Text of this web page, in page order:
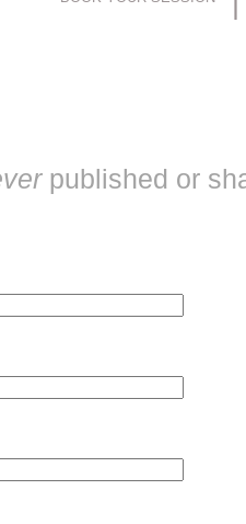
published or